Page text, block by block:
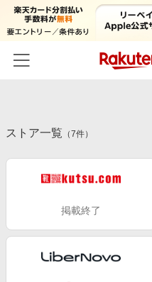
カテゴリー一覧
百貨店・総合ECモール
ファッション・インナー・小物
食品・スイーツ・お酒
日用品・キッチン用品
コスメ・健康・医薬品
初回購入者限定特典
対象ストア新規限定特典
新着ストアのご紹介
友達紹介
楽天IDでログイン/会員登録
ストア一覧 （7件）
掲載終了